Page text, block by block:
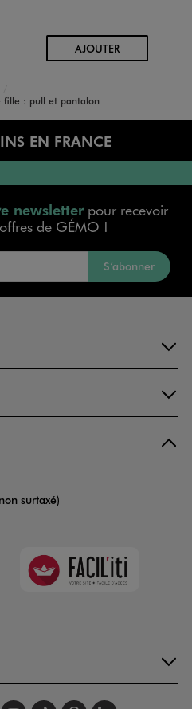
AJOUTERAU PANIER
fille : pull et pantalon
EN FRANCE
newsletterpour recevoir
de GÉMO !
S’abonner
surtaxé)
Faciliti